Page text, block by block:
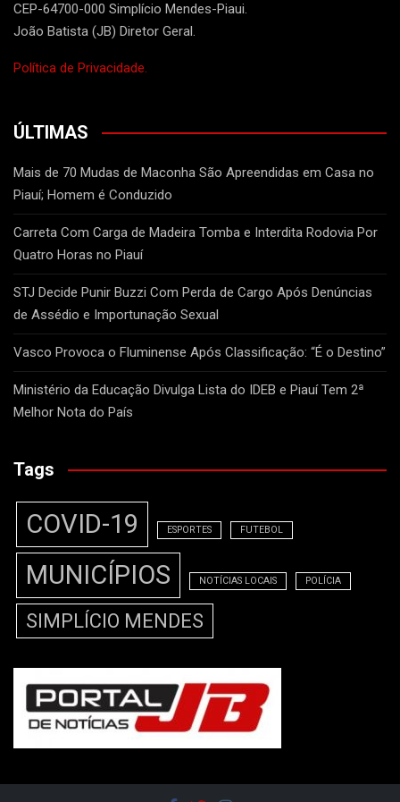
CEP-64700-000 Simplício Mendes-Piaui.
João Batista (JB) Diretor Geral.
Política de Privacidade.
ÚLTIMAS
Mais de 70 Mudas de Maconha São Apreendidas em Casa no
Piauí; Homem é Conduzido
Carreta Com Carga de Madeira Tomba e Interdita Rodovia Por
Quatro Horas no Piauí
STJ Decide Punir Buzzi Com Perda de Cargo Após Denúncias
de Assédio e Importunação Sexual
Vasco Provoca o Fluminense Após Classificação: “É o Destino”
Ministério da Educação Divulga Lista do IDEB e Piauí Tem 2ª
Melhor Nota do País
Tags
COVID-19 ESPORTES FUTEBOL
MUNICÍPIOS NOTÍCIAS LOCAIS POLÍCIA
SIMPLÍCIO MENDES